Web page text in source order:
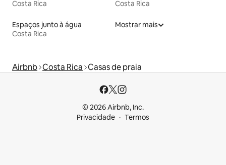
Costa Rica
Costa Rica
Espaços junto à água
Costa Rica
Mostrar mais
Airbnb Costa Rica Casas de praia
© 2026 Airbnb, Inc.
Privacidade
Termos